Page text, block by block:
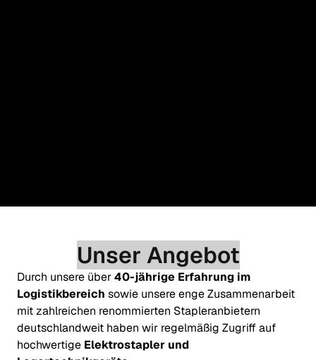
zu unseren Anzeigen bei Kleinanzeigen.de
Unser Angebot
Durch unsere über 40-jährige Erfahrung im
Logistikbereich sowie unsere enge Zusammenarbeit
mit zahlreichen renommierten Stapleranbietern
deutschlandweit haben wir regelmäßig Zugriff auf
hochwertige Elektrostapler und